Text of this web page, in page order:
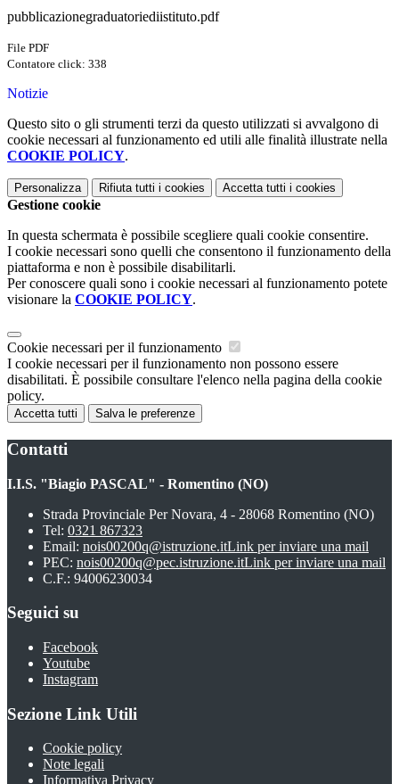
pubblicazionegraduatoriediistituto.pdf
File PDF
Contatore click: 338
Notizie
Questo sito o gli strumenti terzi da questo utilizzati si avvalgono di
cookie necessari al funzionamento ed utili alle finalità illustrate nella
COOKIE POLICY.
Personalizza Rifiuta tutti i cookies Accetta tutti i cookies
Gestione cookie
In questa schermata è possibile scegliere quali cookie consentire.
I cookie necessari sono quelli che consentono il funzionamento della
piattaforma e non è possibile disabilitarli.
Per conoscere quali sono i cookie necessari al funzionamento potete
visionare la COOKIE POLICY.
Cookie necessari per il funzionamento
I cookie necessari per il funzionamento non possono essere
disabilitati. È possibile consultare l'elenco nella pagina della cookie
policy.
Accetta tutti Salva le preferenze
Contatti
I.I.S. "Biagio PASCAL" - Romentino (NO)
Strada Provinciale Per Novara, 4 - 28068 Romentino (NO)
Tel: 0321 867323
Email: nois00200q@istruzione.itLink per inviare una mail
PEC: nois00200q@pec.istruzione.itLink per inviare una mail
C.F.: 94006230034
Seguici su
Facebook
Youtube
Instagram
Sezione Link Utili
Cookie policy
Note legali
Informativa Privacy